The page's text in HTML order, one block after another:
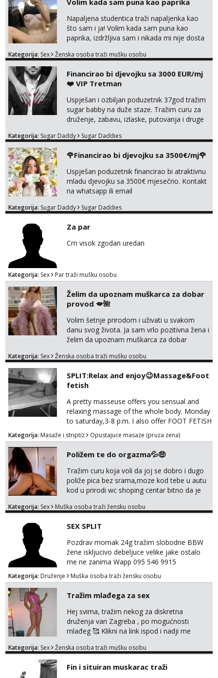
Čekam tvoj poziv!
Tel:064/677-677- Kod: #142
tel:0,93€ - mob:1,12€ min
Mira
Tel:064/677-677- Kod: #72
Lucija
Razgovaram :)
Tel:064/677-677 - Kod: #136
tel:0,93€ - mob:1,12€ min
Liliana
Razgovaram :)
Tel:064/677-677- Kod: #69
Obavijesti me kada se oslobodi
Snježana
Monika
Tel:064/677-677- Kod: #133
Alisa
Čekam tvoj poziv!
Tel:064/677-677- Kod: #106
tel:0,93€ - mob:1,12€ min
Vanesa
Tel: 064/677-677 - Kod: #74
tel:0,93€ - mob:1,12€ min
Žana
Čekam tvoj poziv!
Tel:064/677-677- Kod: #135
Anita
Čekam tvoj poziv!
Tel:064/677-677- Kod: #87
Čekam tvoj poziv!
- Kod: #123
Čekam tvoj poziv!
Tel:064/677-677 - Kod: #142
tel:0,93€ - mob:1,12€ min
Čekam tvoj poziv!
tel:0,93€ - mob:1,12€ min
Volim kada sam puna kao paprika
Napaljena studentica traži napaljenka kao
što sam i ja! Volim kada sam puna kao
paprika, izdržljiva sam i nikada mi nije dosta
bilo kad i bilo gdje zato se javi što prije da
tamo, cekam te!
Kategorija: Sex Ženska osoba traži mušku osobu
Financirao bi djevojku sa 3000 EUR/mj
❤️ VIP Tretman
Uspješan i ozbiljan poduzetnik 37god tražim
sugar babby na duže staze. Tražim curu za
druženje, zabavu, izlaske, putovanja i druge
otvorena, komunikativna, zgodna i atraktivna
markodalic37@gmail.com
Kategorija: Sugar Daddy Sugar Daddies
🌹Financirao bi djevojku sa 3500€/mj🌹
Uspješan poduzetnik financirao bi atraktivnu
mladu djevojku sa 3500€ mjesečno. Kontakt
na whatsapp ili email
Kategorija: Sugar Daddy Sugar Daddies
Za par
Crn visok zgodan uredan
Kategorija: Sex Par traži mušku osobu
Želim da upoznam muškarca za dobar
provod 💋🌺
Volim šetnje prirodom i uživati u svakom
danu svog života. Ja sam vrlo pozitivna žena i
želim da upoznam muškarca za dobar
na link ispod i nadji me tamo, cekam te!
Kategorija: Sex Ženska osoba traži mušku osobu
SPLIT:Relax and enjoy😉Massage&Foot
fetish
A pretty masseuse offers you sensual and
relaxing massage of the whole body. Monday
to saturday,3-8 p.m. I also offer FOOT FETISH
for lovers of beautiful feets👣👠👡👢 Calls
only,no messages! *NO SEX *PRIORITY IS
GIVEN TO REGULAR CLIENTS
Kategorija: Masaže i striptiz Opustajuce masaze (pruza zena)
Poližem te do orgazma💦🤑
Tražim curu koja voli da joj se dobro i dugo
poliže pica bez srama,moze kod tebe u autu
kod u prirodi wc shoping centar bitno da je
jer nisam solo. Zgodan sam i diskretan,sliku
za brz dogovor Kontakt 0958759047
Kategorija: Sex Muška osoba traži žensku osobu
SEX SPLIT
Pozdrav momak 24g tražim slobodne BBW
žene iskljucivo debeljuce velike jake ostalo
me ne zanima Wapp 095 546 9915
Kategorija: Druženje Muška osoba traži žensku osobu
Tražim mlađega za sex
Hej svima, tražim nekog za diskretna
druženja van Zagreba , po mogućnosti
mlađeg 🥰 Klikni na link ispod i nadji me
Kategorija: Sex Ženska osoba traži mušku osobu
Fin i situiran muskarac traži